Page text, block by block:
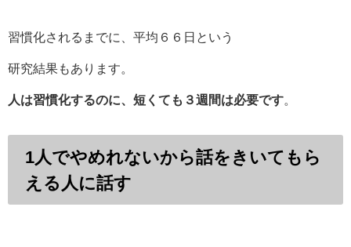
習慣化されるまでに、平均６６日という
研究結果もあります。
人は習慣化するのに、短くても３週間は必要です
1人でやめれないから話をきいてもら
える人に話す